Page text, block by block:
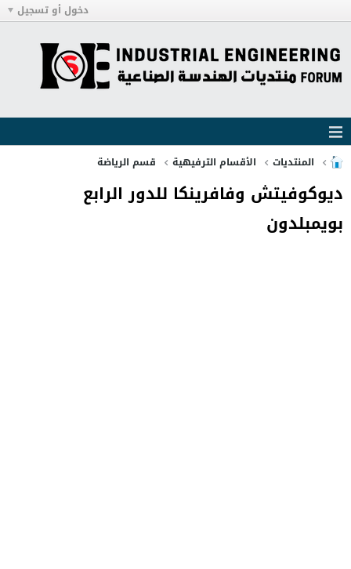
دخول أو تسجيل
المنتديات الأقسام الترفيهية قسم الرياضة
ديوكوفيتش وفافرينكا للدور الرابع
بويمبلدون